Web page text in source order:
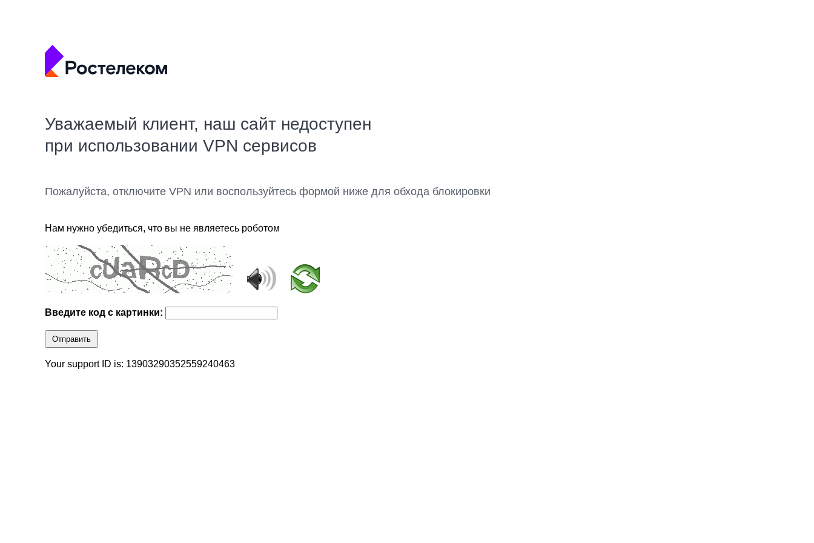
Уважаемый клиент, наш сайт недоступен
при использовании VPN сервисов
Пожалуйста, отключите VPN или воспользуйтесь формой ниже для обхода блокировки
Нам нужно убедиться, что вы не являетесь роботом
Введите код с картинки:
Отправить
Your support ID is: 13903290352559240463